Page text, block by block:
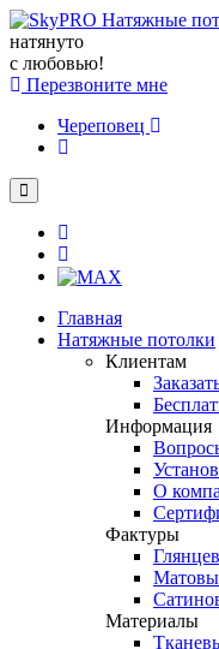
натянуто
с любовью!
Перезвоните мне
Череповец
Главная
Натяжные потолки
Клиентам
Информация
О
Фактуры
Материалы